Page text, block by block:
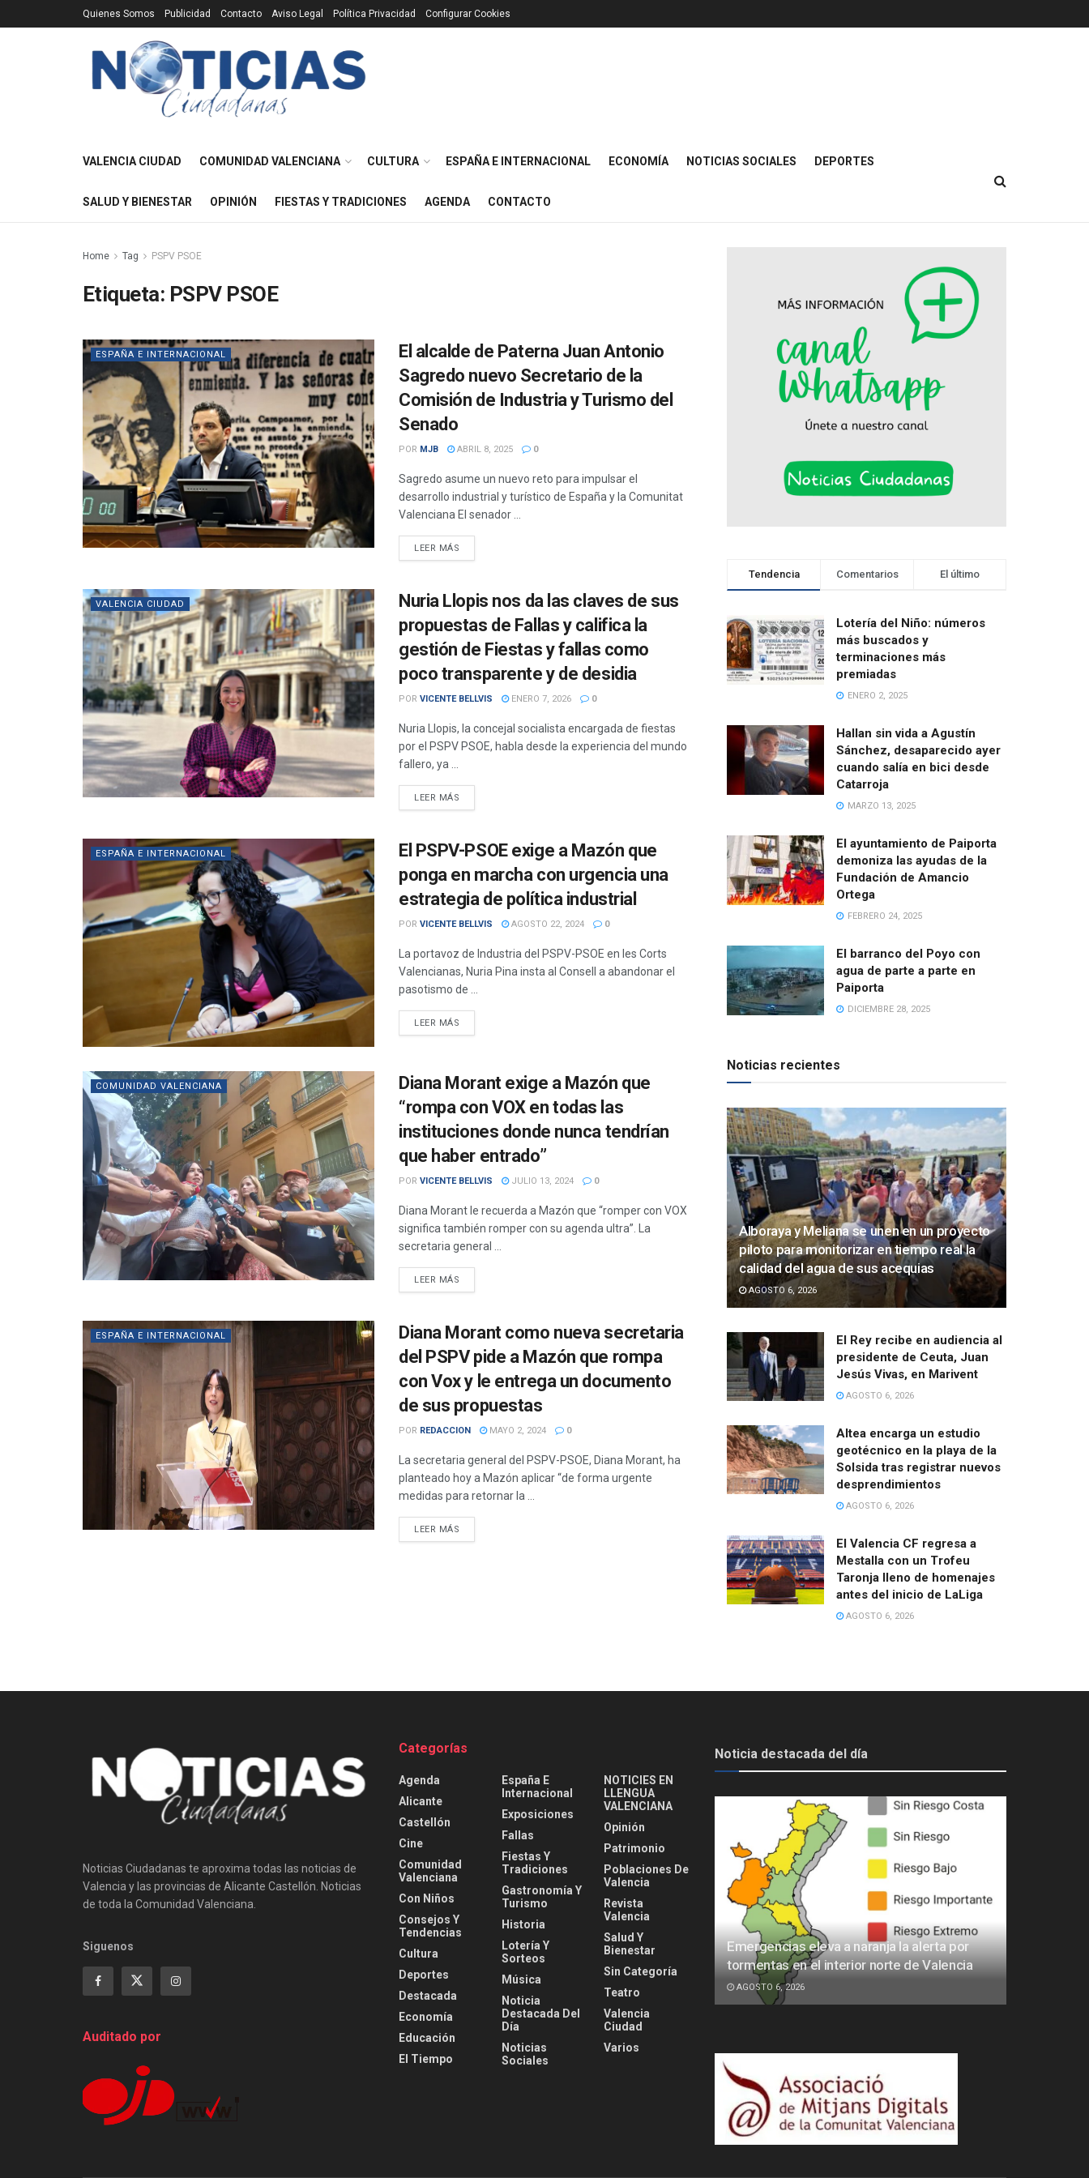
Quienes Somos Publicidad Contacto Aviso Legal Política Privacidad Configurar Cookies
VALENCIA CIUDAD COMUNIDAD VALENCIANA CULTURA ESPAÑA E INTERNACIONAL ECONOMÍA NOTICIAS SOCIALES DEPORTES
SALUD Y BIENESTAR OPINIÓN FIESTAS Y TRADICIONES AGENDA CONTACTO
Home Tag PSPV PSOE
Etiqueta: PSPV PSOE
ESPAÑA E INTERNACIONAL
El alcalde de Paterna Juan Antonio
Sagredo nuevo Secretario de la
Comisión de Industria y Turismo del
Senado
POR MJB ABRIL 8, 2025 0
Sagredo asume un nuevo reto para impulsar el
desarrollo industrial y turístico de España y la Comunitat
Valenciana El senador ...
LEER MÁS
VALENCIA CIUDAD
Nuria Llopis nos da las claves de sus
propuestas de Fallas y califica la
gestión de Fiestas y fallas como
poco transparente y de desidia
POR VICENTE BELLVIS ENERO 7, 2026 0
Nuria Llopis, la concejal socialista encargada de fiestas
por el PSPV PSOE, habla desde la experiencia del mundo
fallero, ya ...
LEER MÁS
ESPAÑA E INTERNACIONAL
El PSPV-PSOE exige a Mazón que
ponga en marcha con urgencia una
estrategia de política industrial
POR VICENTE BELLVIS AGOSTO 22, 2024 0
La portavoz de Industria del PSPV-PSOE en les Corts
Valencianas, Nuria Pina insta al Consell a abandonar el
pasotismo de ...
LEER MÁS
COMUNIDAD VALENCIANA
Diana Morant exige a Mazón que
“rompa con VOX en todas las
instituciones donde nunca tendrían
que haber entrado”
POR VICENTE BELLVIS JULIO 13, 2024 0
Diana Morant le recuerda a Mazón que “romper con VOX
significa también romper con su agenda ultra”. La
secretaria general ...
LEER MÁS
ESPAÑA E INTERNACIONAL
Diana Morant como nueva secretaria
del PSPV pide a Mazón que rompa
con Vox y le entrega un documento
de sus propuestas
POR REDACCION MAYO 2, 2024 0
La secretaria general del PSPV-PSOE, Diana Morant, ha
planteado hoy a Mazón aplicar “de forma urgente
medidas para retornar la ...
LEER MÁS
Tendencia Comentarios El último
Lotería del Niño: números
más buscados y
terminaciones más
premiadas
ENERO 2, 2025
Hallan sin vida a Agustín
Sánchez, desaparecido ayer
cuando salía en bici desde
Catarroja
MARZO 13, 2025
El ayuntamiento de Paiporta
demoniza las ayudas de la
Fundación de Amancio
Ortega
FEBRERO 24, 2025
El barranco del Poyo con
agua de parte a parte en
Paiporta
DICIEMBRE 28, 2025
Noticias recientes
Alboraya y Meliana se unen en un proyecto
piloto para monitorizar en tiempo real la
calidad del agua de sus acequias
AGOSTO 6, 2026
El Rey recibe en audiencia al
presidente de Ceuta, Juan
Jesús Vivas, en Marivent
AGOSTO 6, 2026
Altea encarga un estudio
geotécnico en la playa de la
Solsida tras registrar nuevos
desprendimientos
AGOSTO 6, 2026
El Valencia CF regresa a
Mestalla con un Trofeu
Taronja lleno de homenajes
antes del inicio de LaLiga
AGOSTO 6, 2026
Noticias Ciudadanas te aproxima todas las noticias de
Valencia y las provincias de Alicante Castellón. Noticias
de toda la Comunidad Valenciana.
Siguenos
Auditado por
Categorías
Agenda
Alicante
Castellón
Cine
Comunidad
Valenciana
Con Niños
Consejos Y
Tendencias
Cultura
Deportes
Destacada
Economía
Educación
El Tiempo
España E
Internacional
Exposiciones
Fallas
Fiestas Y
Tradiciones
Gastronomía Y
Turismo
Historia
Lotería Y
Sorteos
Música
Noticia
Destacada Del
Día
Noticias
Sociales
NOTICIES EN
LLENGUA
VALENCIANA
Opinión
Patrimonio
Poblaciones De
Valencia
Revista
Valencia
Salud Y
Bienestar
Sin Categoría
Teatro
Valencia
Ciudad
Varios
Noticia destacada del día
Emergencias eleva a naranja la alerta por
tormentas en el interior norte de Valencia
AGOSTO 6, 2026